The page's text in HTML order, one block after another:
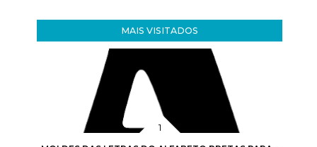
MAIS VISITADOS